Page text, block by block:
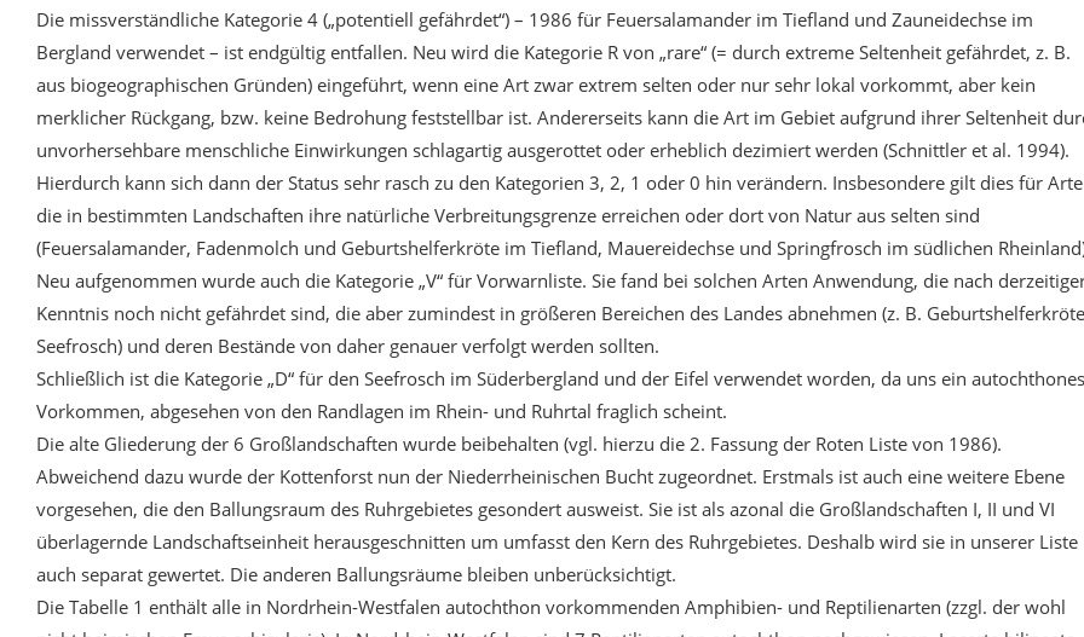
Die missverständliche Kategorie 4 („potentiell gefährdet“) – 1986 für Feuersalamander im Tiefland und Zauneidechse im
Bergland verwendet – ist endgültig entfallen. Neu wird die Kategorie R von „rare“ (= durch extreme Seltenheit gefährdet, z. B.
aus biogeographischen Gründen) eingeführt, wenn eine Art zwar extrem selten oder nur sehr lokal vorkommt, aber kein
merklicher Rückgang, bzw. keine Bedrohung feststellbar ist. Andererseits kann die Art im Gebiet aufgrund ihrer Seltenheit
unvorhersehbare menschliche Einwirkungen schlagartig ausgerottet oder erheblich dezimiert werden (Schnittler et al. 1994).
Hierdurch kann sich dann der Status sehr rasch zu den Kategorien 3, 2, 1 oder 0 hin verändern. Insbesondere gilt dies für
die in bestimmten Landschaften ihre natürliche Verbreitungsgrenze erreichen oder dort von Natur aus selten sind
(Feuersalamander, Fadenmolch und Geburtshelferkröte im Tiefland, Mauereidechse und Springfrosch im südlichen
Neu aufgenommen wurde auch die Kategorie „V“ für Vorwarnliste. Sie fand bei solchen Arten Anwendung, die nach
Kenntnis noch nicht gefährdet sind, die aber zumindest in größeren Bereichen des Landes abnehmen (z. B.
Seefrosch) und deren Bestände von daher genauer verfolgt werden sollten.
Schließlich ist die Kategorie „D“ für den Seefrosch im Süderbergland und der Eifel verwendet worden, da uns ein autochthones
Vorkommen, abgesehen von den Randlagen im Rhein- und Ruhrtal fraglich scheint.
Die alte Gliederung der 6 Großlandschaften wurde beibehalten (vgl. hierzu die 2. Fassung der Roten Liste von 1986).
Abweichend dazu wurde der Kottenforst nun der Niederrheinischen Bucht zugeordnet. Erstmals ist auch eine weitere Ebene
vorgesehen, die den Ballungsraum des Ruhrgebietes gesondert ausweist. Sie ist als azonal die Großlandschaften I, II und VI
überlagernde Landschaftseinheit herausgeschnitten um umfasst den Kern des Ruhrgebietes. Deshalb wird sie in unserer Liste
auch separat gewertet. Die anderen Ballungsräume bleiben unberücksichtigt.
Die Tabelle 1 enthält alle in Nordrhein-Westfalen autochthon vorkommenden Amphibien- und Reptilienarten (zzgl. der wohl